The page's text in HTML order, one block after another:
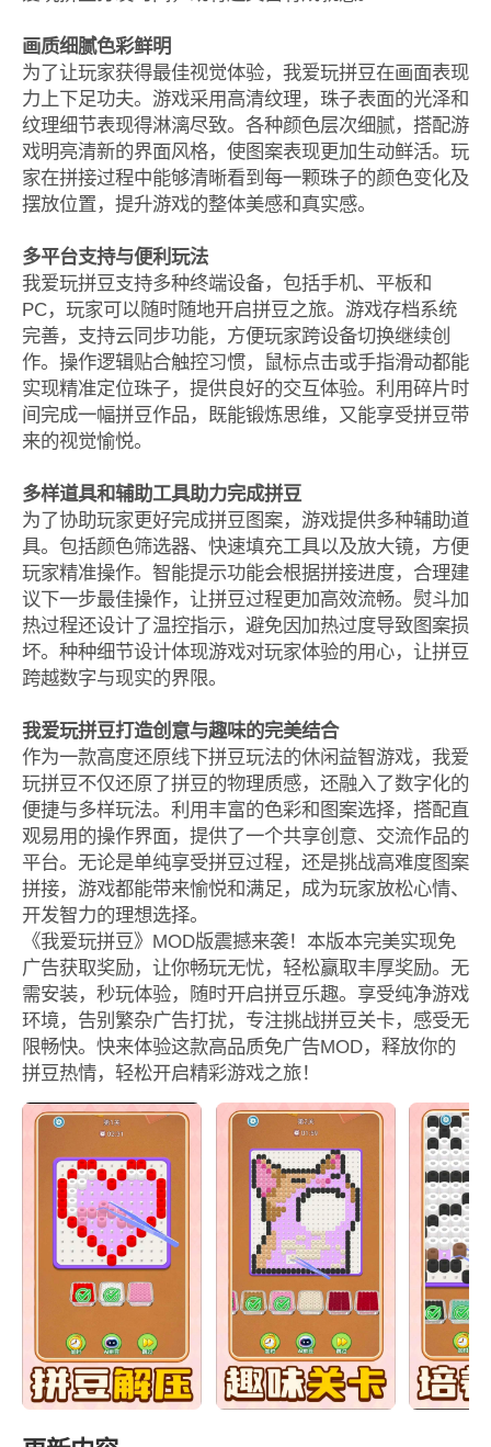
画质细腻色彩鲜明
为了让玩家获得最佳视觉体验，我爱玩拼豆在画面表现
力上下足功夫。游戏采用高清纹理，珠子表面的光泽和
纹理细节表现得淋漓尽致。各种颜色层次细腻，搭配游
戏明亮清新的界面风格，使图案表现更加生动鲜活。玩
家在拼接过程中能够清晰看到每一颗珠子的颜色变化及
摆放位置，提升游戏的整体美感和真实感。
多平台支持与便利玩法
我爱玩拼豆支持多种终端设备，包括手机、平板和
PC，玩家可以随时随地开启拼豆之旅。游戏存档系统
完善，支持云同步功能，方便玩家跨设备切换继续创
作。操作逻辑贴合触控习惯，鼠标点击或手指滑动都能
实现精准定位珠子，提供良好的交互体验。利用碎片时
间完成一幅拼豆作品，既能锻炼思维，又能享受拼豆带
来的视觉愉悦。
多样道具和辅助工具助力完成拼豆
为了协助玩家更好完成拼豆图案，游戏提供多种辅助道
具。包括颜色筛选器、快速填充工具以及放大镜，方便
玩家精准操作。智能提示功能会根据拼接进度，合理建
议下一步最佳操作，让拼豆过程更加高效流畅。熨斗加
热过程还设计了温控指示，避免因加热过度导致图案损
坏。种种细节设计体现游戏对玩家体验的用心，让拼豆
跨越数字与现实的界限。
我爱玩拼豆打造创意与趣味的完美结合
作为一款高度还原线下拼豆玩法的休闲益智游戏，我爱
玩拼豆不仅还原了拼豆的物理质感，还融入了数字化的
便捷与多样玩法。利用丰富的色彩和图案选择，搭配直
观易用的操作界面，提供了一个共享创意、交流作品的
平台。无论是单纯享受拼豆过程，还是挑战高难度图案
拼接，游戏都能带来愉悦和满足，成为玩家放松心情、
开发智力的理想选择。
《我爱玩拼豆》MOD版震撼来袭！本版本完美实现免
广告获取奖励，让你畅玩无忧，轻松赢取丰厚奖励。无
需安装，秒玩体验，随时开启拼豆乐趣。享受纯净游戏
环境，告别繁杂广告打扰，专注挑战拼豆关卡，感受无
限畅快。快来体验这款高品质免广告MOD，释放你的
拼豆热情，轻松开启精彩游戏之旅！